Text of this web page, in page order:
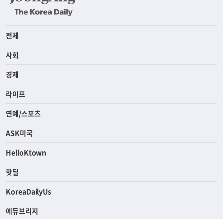
전체
사회
경제
라이프
연예/스포츠
ASK미국
HelloKtown
핫딜
KoreaDailyUs
에듀브리지